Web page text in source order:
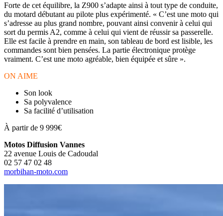
Forte de cet équilibre, la Z900 s’adapte ainsi à tout type de conduite,
du motard débutant au pilote plus expérimenté. « C’est une moto qui
s’adresse au plus grand nombre, pouvant ainsi convenir à celui qui
sort du permis A2, comme à celui qui vient de réussir sa passerelle.
Elle est facile à prendre en main, son tableau de bord est lisible, les
commandes sont bien pensées. La partie électronique protège
vraiment. C’est une moto agréable, bien équipée et sûre ».
ON AIME
Son look
Sa polyvalence
Sa facilité d’utilisation
À partir de 9 999€
Motos Diffusion Vannes
22 avenue Louis de Cadoudal
02 57 47 02 48
morbihan-moto.com